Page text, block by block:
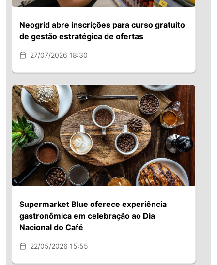
Neogrid abre inscrições para curso gratuito
de gestão estratégica de ofertas
27/07/2026 18:30
Supermarket Blue oferece experiência
gastronômica em celebração ao Dia
Nacional do Café
22/05/2026 15:55